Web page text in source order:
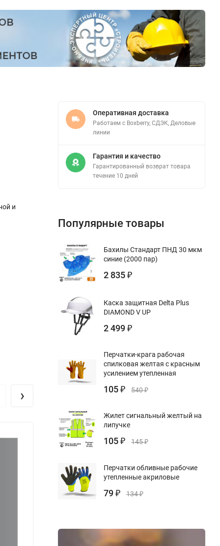
и
›
Оперативная доставка
Работаем с Boxberry, СДЭК, Деловые
линии
Гарантия и качество
Гарантированный возврат товара
течение 10 дней
Популярные товары
Бахилы Стандарт ПНД 30 мкм
синие (2000 пар)
2 835 ₽
Каска защитная Delta Plus
DIAMOND V UP
2 499 ₽
Перчатки-крага рабочая
спилковая желтая с красным
усилением утепленная
105 ₽ 540₽
Жилет сигнальный желтый на
липучке
105 ₽ 145₽
Перчатки обливные рабочие
утепленные акриловые
79 ₽ 134₽